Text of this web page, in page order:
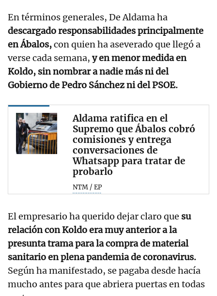
En términos generales, De Aldama ha
descargado responsabilidades principalmente
en Ábalos,con quien ha aseverado que llegó a
verse cada semana, y en menor medida en
Koldo, sin nombrar a nadie más ni del
Gobierno de Pedro Sánchez ni del PSOE.
Aldama ratifica en el
Supremo que Ábalos cobró
comisiones y entrega
conversaciones de
Whatsapp para tratar de
probarlo
NTM / EP
El empresario ha querido dejar claro que su
relación con Koldo era muy anterior a la
presunta trama para la compra de material
sanitario en plena pandemia de coronavirus.
Según ha manifestado, se pagaba desde hacía
mucho antes para que abriera puertas en todas